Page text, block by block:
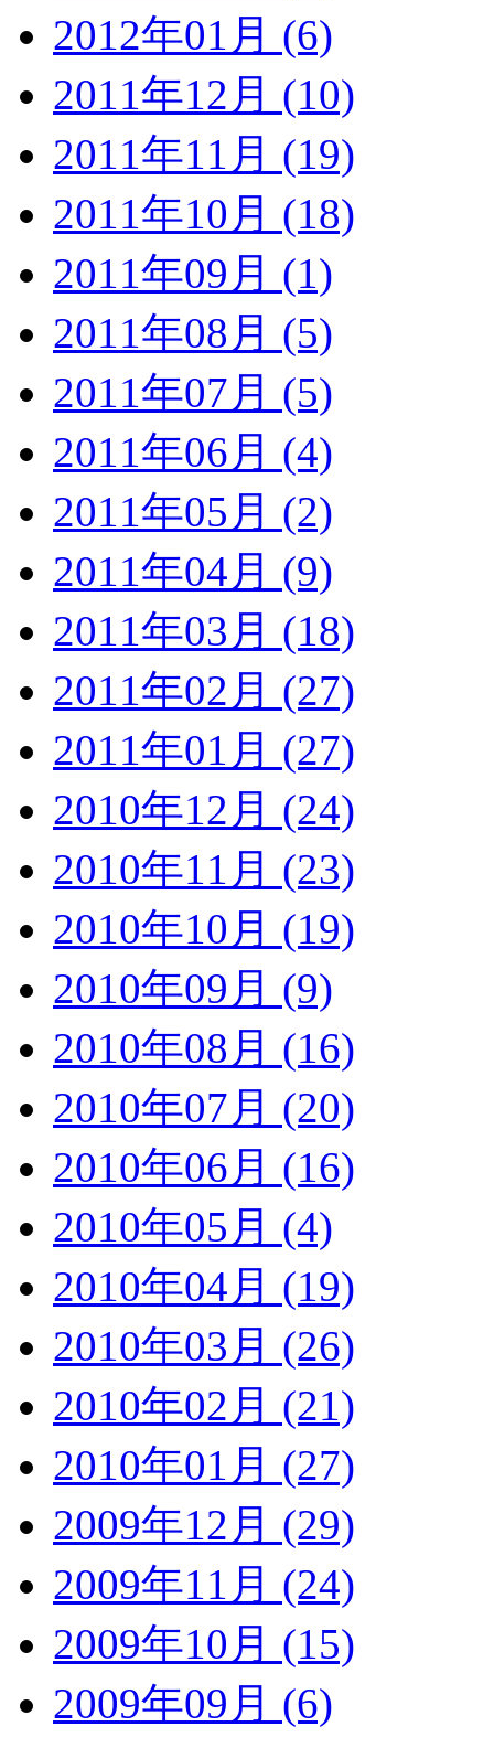
2012年01月 (6)
2011年12月 (10)
2011年11月 (19)
2011年10月 (18)
2011年09月 (1)
2011年08月 (5)
2011年07月 (5)
2011年06月 (4)
2011年05月 (2)
2011年04月 (9)
2011年03月 (18)
2011年02月 (27)
2011年01月 (27)
2010年12月 (24)
2010年11月 (23)
2010年10月 (19)
2010年09月 (9)
2010年08月 (16)
2010年07月 (20)
2010年06月 (16)
2010年05月 (4)
2010年04月 (19)
2010年03月 (26)
2010年02月 (21)
2010年01月 (27)
2009年12月 (29)
2009年11月 (24)
2009年10月 (15)
2009年09月 (6)